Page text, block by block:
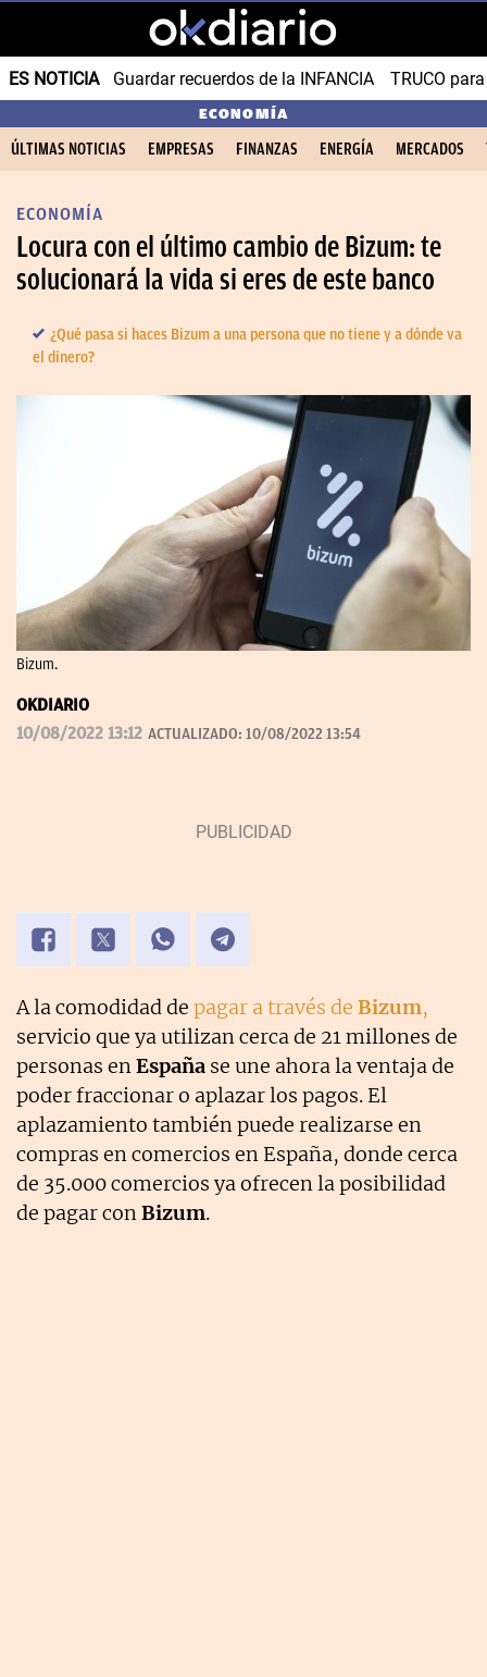
ES NOTICIA Guardar recuerdos de la INFANCIA TRUCO
ECONOMÍA
ÚLTIMAS NOTICIAS EMPRESAS FINANZAS ENERGÍA MERCADOS
ECONOMÍA
Locura con el último cambio de Bizum: te
solucionará la vida si eres de este banco
¿Qué pasa si haces Bizum a una persona que no tiene y a dónde va
el dinero?
Bizum.
OKDIARIO
10/08/2022 13:12 ACTUALIZADO: 10/08/2022 13:54
A la comodidad de pagar a través de Bizum,
servicio que ya utilizan cerca de 21 millones de
personas enEspaña se une ahora la ventaja de
poder fraccionar o aplazar los pagos. El
aplazamiento también puede realizarse en
compras en comercios en España, donde cerca
de 35.000 comercios ya ofrecen la posibilidad
de pagar conBizum.